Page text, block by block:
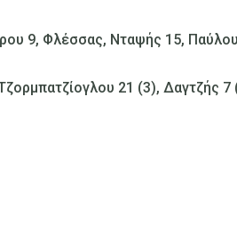
9, Φλέσσας, Νταψής 15,
21 (3), Δαγτζής